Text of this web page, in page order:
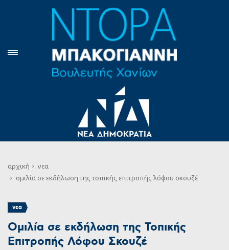
αρχική
νεα
ομιλία σε εκδήλωση της τοπικής επιτροπής λόφου σκουζέ
νεα
Ομιλία σε εκδήλωση της Τοπικής
Επιτροπής Λόφου Σκουζέ